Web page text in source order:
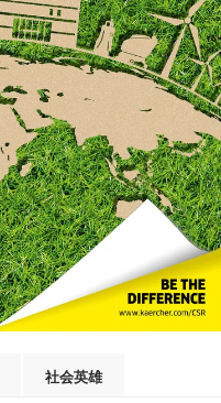
社会英雄